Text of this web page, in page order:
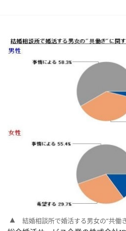
結婚相談所で婚活する男女の“共働